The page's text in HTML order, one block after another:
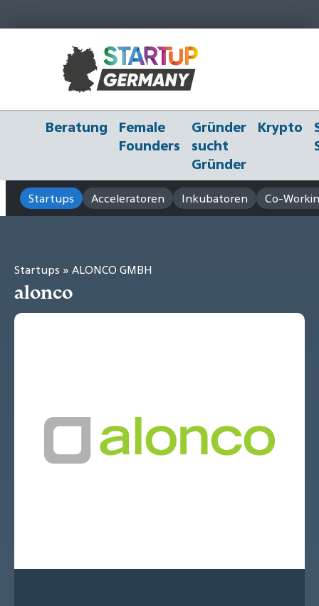
Beratung
Female
Founders
Gründer
sucht
Gründer
Krypto
Startups Acceleratoren Inkubatoren Co-
Startups » ALONCO GMBH
alonco